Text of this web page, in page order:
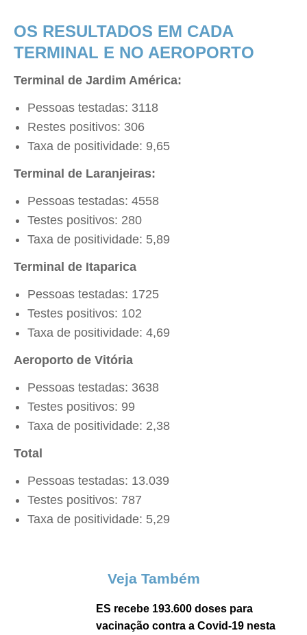
OS RESULTADOS EM CADA
TERMINAL E NO AEROPORTO
Terminal de Jardim América:
Pessoas testadas: 3118
Restes positivos: 306
Taxa de positividade: 9,65
Terminal de Laranjeiras:
Pessoas testadas: 4558
Testes positivos: 280
Taxa de positividade: 5,89
Terminal de Itaparica
Pessoas testadas: 1725
Testes positivos: 102
Taxa de positividade: 4,69
Aeroporto de Vitória
Pessoas testadas: 3638
Testes positivos: 99
Taxa de positividade: 2,38
Total
Pessoas testadas: 13.039
Testes positivos: 787
Taxa de positividade: 5,29
Veja Também
ES recebe 193.600 doses para
vacinação contra a Covid-19 nesta